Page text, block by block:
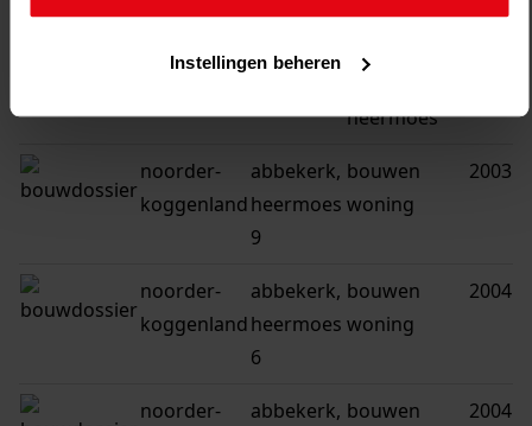
Instellingen beheren
parklaan
en bouwen
loopbrug en
heermoes
noorder-
koggenland
abbekerk,
heermoes
9
bouwen
woning
2003
noorder-
koggenland
abbekerk,
heermoes
6
bouwen
woning
2004
noorder-
abbekerk, bouwen
2004